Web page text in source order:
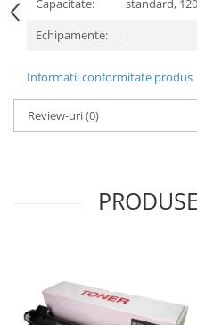
Capacitate:
standard,
Echipamente:
.
Informatii conformitate produs
Review-uri(0)